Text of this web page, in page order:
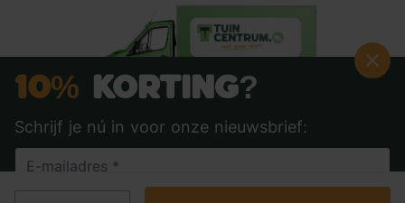
Beoordeling:8.9door3.862klanten
© 2014 - 2026 - Tuincentrum.nl B.V.
info@tuincentrum.nl·085 40 16 555
10% Korting?
Schrijf je nú in voor onze nieuwsbrief: